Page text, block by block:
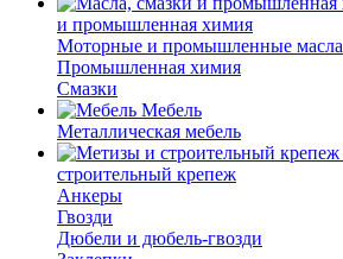
и промышленная химия
Моторные и промышленные масла
Промышленная химия
Смазки
Мебель
Металлическая мебель
строительный крепеж
Анкеры
Гвозди
Дюбели и дюбель-гвозди